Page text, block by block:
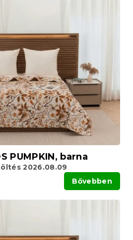
PUMPKIN, barna
2026.08.09
Bővebben